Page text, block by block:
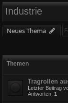
Industrie
Neues Thema
Themen
Tragrollen
Letzter Beitrag
Antworten: 1